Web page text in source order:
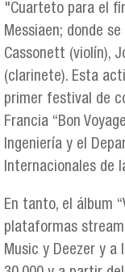
"Cuarteto para el
Messiaen; donde
Cassonett (violín),
(clarinete). Esta
primer festival de
Francia “Bon
Ingeniería y el
Internacionales de
En tanto, el álbum
plataformas
Music y Deezer y